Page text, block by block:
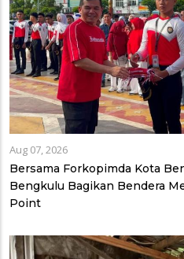
Aug 07, 2026
Bersama Forkopimda Kota
Bengkulu Bagikan Bendera
Point